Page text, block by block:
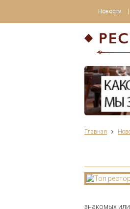
Новости
Главная
знакомых